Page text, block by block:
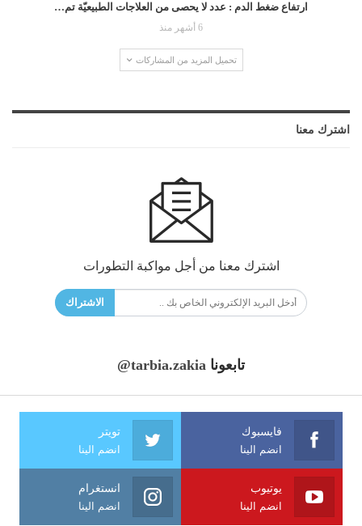
ارتفاع ضغط الدم : عدد لا يحصى من العلاجات الطبيعيّة تم…
6 أشهر منذ
تحميل المزيد من المشاركات
اشترك معنا
اشترك معنا من أجل مواكبة التطورات
الاشتراك
تابعونا @tarbia.zakia
فايسبوك
انضم الينا
تويتر
انضم الينا
يوتيوب
انضم الينا
انستغرام
انضم الينا